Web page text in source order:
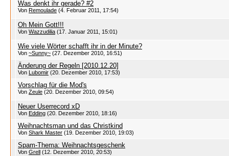
Was denkt ihr gerade? #2
Von Remoulade (4. Februar 2011, 17:54)
Oh Mein Gott!!!
Von Wazzudilia (17. Januar 2011, 15:01)
Wie viele Wörter schafft ihr in der Minute?
Von ~Sunny~ (27. Dezember 2010, 16:51)
Änderung der Regeln [2010.12.20]
Von Lubomir (20. Dezember 2010, 17:53)
Vorschlag für die Mod's
Von Zeule (20. Dezember 2010, 09:54)
Neuer Userrecord xD
Von Edding (20. Dezember 2010, 18:16)
Weihnachtsman und das Christkind
Von Shark Master (19. Dezember 2010, 19:03)
Spam-Thema: Weihnachtsgeschenk
Von Grell (12. Dezember 2010, 20:53)